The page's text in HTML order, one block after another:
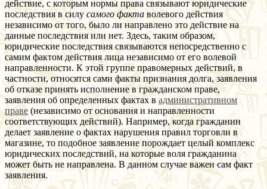
действие, с которым нормы права связывают юридические
последствия в силусамого фактаволевого действия
независимо от того, было ли направлено это действие на
данные последствия или нет. Здесь, таким образом,
юридические последствия связываются непосредственно с
самим фактом действия лица независимо от его волевой
направленности. К этой группе правомерных действий, в
частности, относятся сами факты признания долга, заявления
об отказе принять исполнение в гражданском праве,
заявления об определенных фактах вадминистративном
праве (независимо от основания и направленности
соответствующих действий). Например, когда гражданин
делает заявление о фактах нарушения правил торговли в
магазине, то подобное заявление порождает целый комплекс
юридических последствий, на которые воля гражданина
может быть не направлена. В данном случае важен сам факт
заявления.